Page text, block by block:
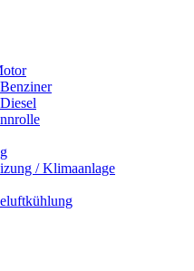
/ Klimaanlage